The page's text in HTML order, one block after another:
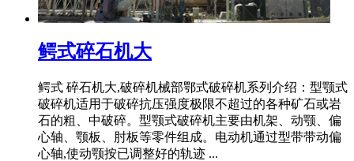
鳄式碎石机大
鳄式 碎石机大,破碎机械部鄂式破碎机系列介绍：型颚式
破碎机适用于破碎抗压强度极限不超过的各种矿石或岩
石的粗、中破碎。型颚式破碎机主要由机架、动颚、偏
心轴、颚板、肘板等零件组成。电动机通过型带带动偏
心轴,使动颚按已调整好的轨迹 ...